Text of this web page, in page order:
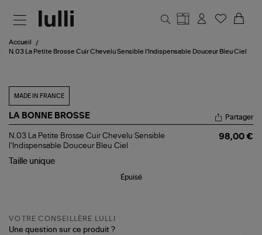
Accueil
N.03 La Petite Brosse Cuir Chevelu Sensible l'Indispensable Douceur Bleu Ciel
MADE IN FRANCE
LA BONNE BROSSE
N.03
La
Petite
Brosse
Bleu
Ciel
Partager
N.03 La Petite Brosse Cuir Chevelu Sensible
l'Indispensable Douceur Bleu Ciel
98,00 €
Taille unique
Épuisé
VOTRE CONSEILLÈRE LULLI
Une question sur ce produit ?